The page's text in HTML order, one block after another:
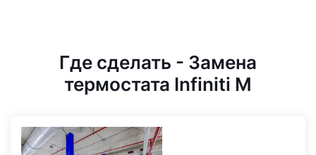
Где сделать - Замена
термостата Infiniti M